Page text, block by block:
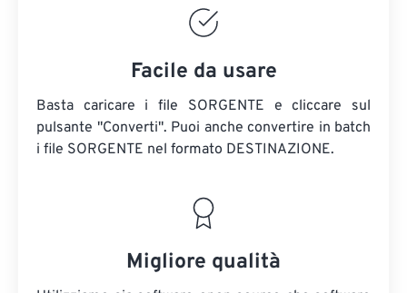
Facile da usare
Basta caricare i file SORGENTE e cliccare sul
pulsante "Converti". Puoi anche convertire in batch
i file SORGENTE nel formato DESTINAZIONE.
Migliore qualità